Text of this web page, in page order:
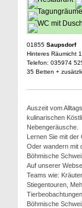
01855 Saupsdorf
Hinteres Räumicht
Telefon: 035974
35 Betten +
Auszeit vom
kulinarischen
Nebengeräusche.
Lernen Sie mit der
Oder wandern mit
Böhmische
Auf unserer
Teams wie:
Stiegentouren,
Böhmische